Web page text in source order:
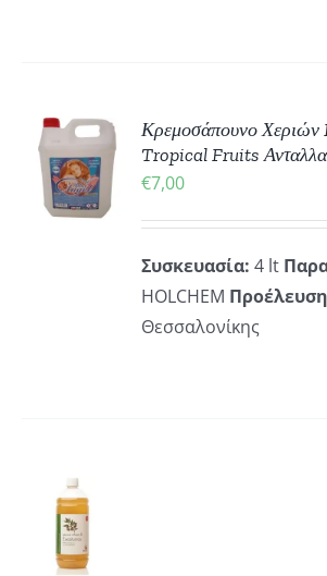
Κρεμοσάπουνο Χεριών
Tropical Fruits
€7,00
Συσκευασία: 4 lt
HOLCHEM
Θεσσαλονίκης